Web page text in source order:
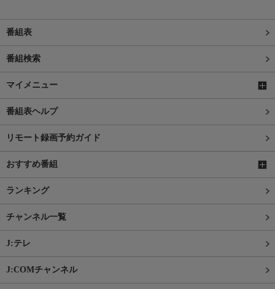
番組表
番組検索
マイメニュー
番組表ヘルプ
リモート録画予約ガイド
おすすめ番組
ランキング
チャンネル一覧
J:テレ
J:COMチャンネル